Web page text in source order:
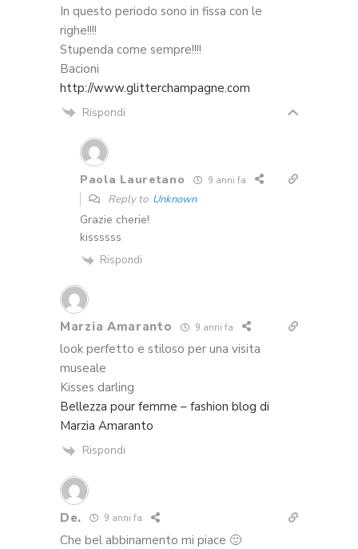
In questo periodo sono in fissa con le
righe!!!!
Stupenda come sempre!!!!
Bacioni
http://www.glitterchampagne.com
Rispondi
Paola Lauretano 9 anni fa
Reply to Unknown
Grazie cherie!
kissssss
Rispondi
Marzia Amaranto 9 anni fa
look perfetto e stiloso per una visita
museale
Kisses darling
Bellezza pour femme – fashion blog di
Marzia Amaranto
Rispondi
De. 9 anni fa
Che bel abbinamento mi piace 🙂